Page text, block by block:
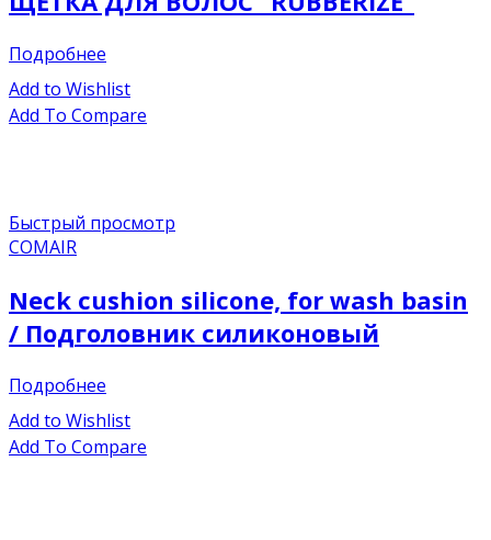
Подробнее
Add to Wishlist
Add To Compare
Быстрый просмотр
COMAIR
Neck cushion silicone, for wash basin
/ Подголовник силиконовый
Подробнее
Add to Wishlist
Add To Compare